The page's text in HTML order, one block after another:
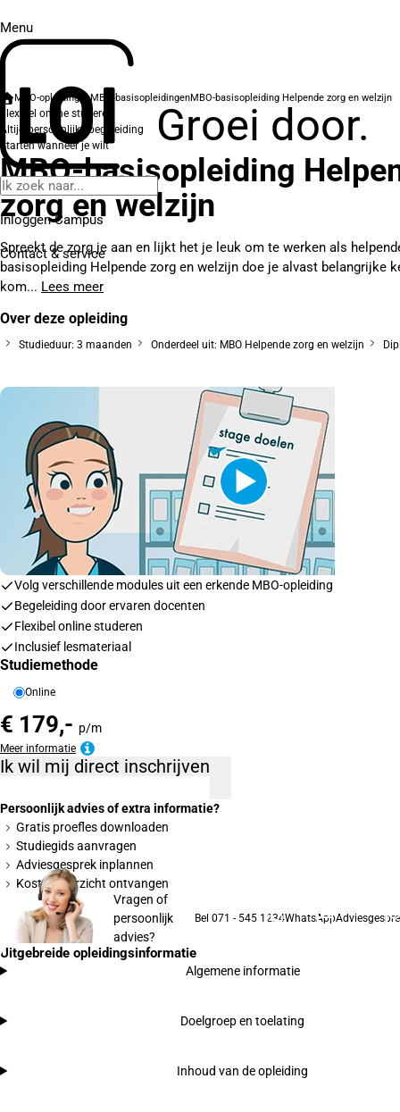
Menu
Groei door.
Inloggen Campus
Contact& service
MBO-opleidingenMBO-basisopleidingenMBO-basisopleiding Helpende zorg en welzijn
Flexibel online studeren
Altijd persoonlijke begeleiding
Starten wanneer je wilt
MBO-basisopleiding
zorg en welzijn
Spreekt de zorg je aan en lijkt het je leuk om te werken als
basisopleiding Helpende zorg en welzijn doe je alvast belangrijke
kom... Lees meer
Over deze opleiding
Studieduur: 3 maanden Onderdeel uit: MBO Helpende zorg en welzijn
Volg verschillende modules uit een erkende MBO-opleiding
Begeleiding door ervaren docenten
Flexibel online studeren
Inclusief lesmateriaal
Studiemethode
Online
€ 179,- p/m
Meer informatie
Ik wil mij direct inschrijven
Persoonlijk advies of extra informatie?
Gratis proefles downloaden
Studiegids aanvragen
Adviesgesprek inplannen
Kostenoverzicht ontvangen
Vragen of
persoonlijk
advies?
Bel 071 - 545 1234WhatsApp
Uitgebreide opleidingsinformatie
Algemene informatie
Doelgroep en toelating
Inhoud van de opleiding